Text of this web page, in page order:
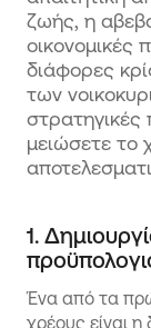
ζωής, η
οικονομικές
διάφορες
των
μειώσετε το
1.
Ένα από τα
χρέους είναι